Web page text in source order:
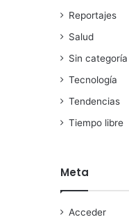
Reportajes
Salud
Sin categoría
Tecnología
Tendencias
Tiempo libre
Meta
Acceder